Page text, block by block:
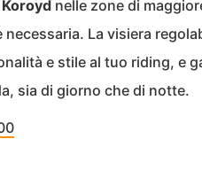
nelle zone di
La visiera
e stile al tuo riding, e
sia di giorno che di notte.